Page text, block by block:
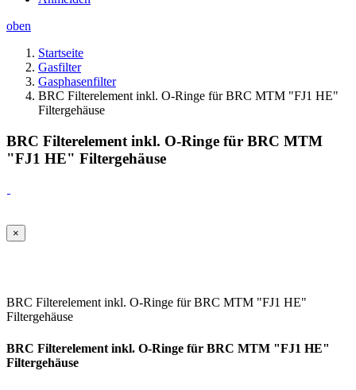
oben
Startseite
Gasfilter
Gasphasenfilter
BRC Filterelement inkl. O-Ringe für BRC MTM "FJ1 HE"
Filtergehäuse
BRC Filterelement inkl. O-Ringe für BRC MTM
"FJ1 HE" Filtergehäuse
×
BRC Filterelement inkl. O-Ringe für BRC MTM "FJ1 HE"
Filtergehäuse
BRC Filterelement inkl. O-Ringe für BRC MTM "FJ1 HE"
Filtergehäuse